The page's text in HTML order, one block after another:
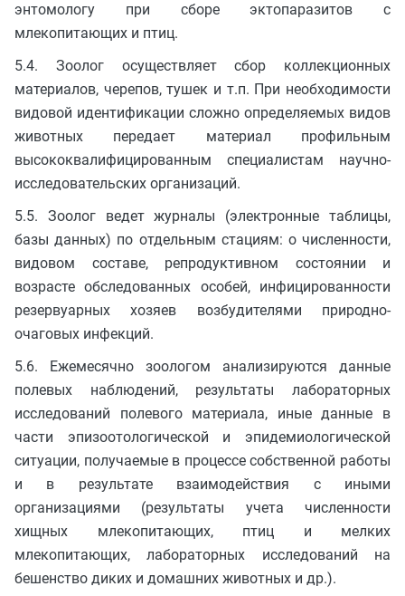
энтомологу при сборе эктопаразитов с
млекопитающих и птиц.
5.4. Зоолог осуществляет сбор коллекционных
материалов, черепов, тушек и т.п. При необходимости
видовой идентификации сложно определяемых видов
животных передает материал профильным
высококвалифицированным специалистам научно-
исследовательских организаций.
5.5. Зоолог ведет журналы (электронные таблицы,
базы данных) по отдельным стациям: о численности,
видовом составе, репродуктивном состоянии и
возрасте обследованных особей, инфицированности
резервуарных хозяев возбудителями природно-
очаговых инфекций.
5.6. Ежемесячно зоологом анализируются данные
полевых наблюдений, результаты лабораторных
исследований полевого материала, иные данные в
части эпизоотологической и эпидемиологической
ситуации, получаемые в процессе собственной работы
и в результате взаимодействия с иными
организациями (результаты учета численности
хищных млекопитающих, птиц и мелких
млекопитающих, лабораторных исследований на
бешенство диких и домашних животных и др.).